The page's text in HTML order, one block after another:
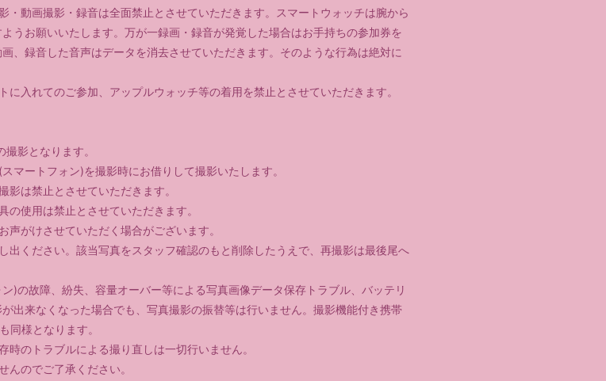
・動画撮影・録音は全面禁止とさせていただきます。スマートウォッチは腕から
うお願いいたします。万が一録画・録音が発覚した場合はお手持ちの参加券を
、録音した音声はデータを消去させていただきます。そのような行為は絶対に
入れてのご参加、アップルウォッチ等の着用を禁止とさせていただきます。
影となります。
マートフォン)を撮影時にお借りして撮影いたします。
は禁止とさせていただきます。
使用は禁止とさせていただきます。
がけさせていただく場合がございます。
出ください。該当写真をスタッフ確認のもと削除したうえで、再撮影は最後尾へ
)の故障、紛失、容量オーバー等による写真画像データ保存トラブル、バッテリ
出来なくなった場合でも、写真撮影の振替等は行いません。撮影機能付き携帯
同様となります。
のトラブルによる撮り直しは一切行いません。
のでご了承ください。